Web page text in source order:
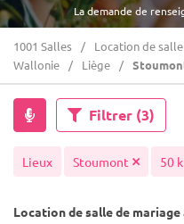
La demande de
1001 Salles Location de
Wallonie
Liège
Filtrer (3)
Lieux Stoumont 50
Location de salle de